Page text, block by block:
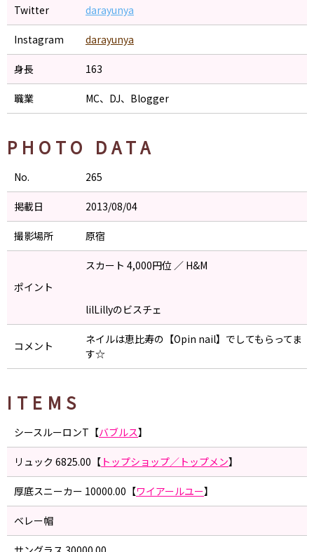
Twitter darayunya
Instagram darayunya
身長 163
職業 MC、DJ、Blogger
PHOTO DATA
No. 265
掲載日 2013/08/04
撮影場所 原宿
ポイント
スカート 4,000円位 ／ H&M
lilLillyのビスチェ
コメント
ネイルは恵比寿の【Opin nail】でしてもらってま
す☆
ITEMS
シースルーロンT【バブルス】
リュック 6825.00【 トップショップ／トップメン】
厚底スニーカー 10000.00【ワイアールユー】
ベレー帽